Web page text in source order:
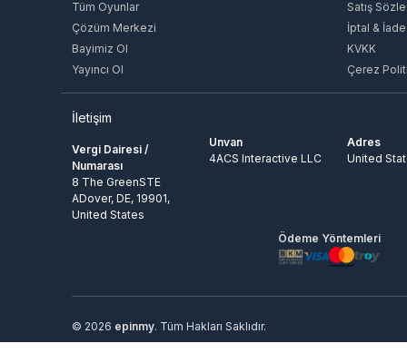
Popmundo
PUBG Studios
Razer
Rokogame
Rise
Roblox Corporation
BYTE
StoneSoft
Tüm Oyunlar
Çözüm Merkezi
Bayimiz Ol
Yayıncı Ol
Satış
İptal & İade
KVKK
Çerez
İletişim
Vergi Dairesi /
Numarası
8 The GreenSTE
ADover, DE, 19901,
United States
Unvan
4ACS Interactive LLC
Adres
United
Ödeme Yöntemleri
© 2026 epinmy. Tüm Hakları Saklıdır.